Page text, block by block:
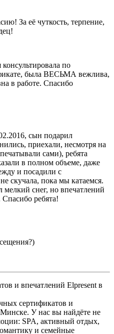
За её чуткость, терпение,
по
была ВЕСЬМА вежлива,
в работе. Спасибо
сын подарил
приехали, несмотря на
сами), ребята
в полном объеме, даже
и посадили с
скучала, пока мы катаемся.
снег, но впечатлений
ребята!
и впечатлений Elpresent в
сертификатов и
У нас вы найдёте не
SPA, активный отдых,
и семейные